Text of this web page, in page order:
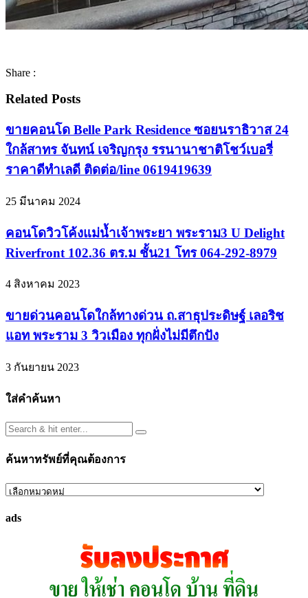
Share :
Related Posts
ขายคอนโด Belle Park Residence ซอยนราธิวาส 24
ใกล้สาทร จันทน์ เจริญกรุง รรนานาชาติโชว์เบอรี่
ราคาดีทำเลดี ติดต่อ/line 0619419639
25 มีนาคม 2024
คอนโดวิวโค้งแม่น้ำเจ้าพระยา พระราม3 U Delight
Riverfront 102.36 ตร.ม ชั้น21 โทร 064-292-8979
4 สิงหาคม 2023
ขายด่วนคอนโดใกล้ทางด่วน ถ.สาธุประดิษฐ์ เลอริช
แอท พระราม 3 วิวเมือง ทุกฝั่งไม่มีตึกปัง
3 กันยายน 2023
ใส่คำค้นหา
ค้นหาทรัพย์ที่คุณต้องการ
ค้นหา
ที่
ads